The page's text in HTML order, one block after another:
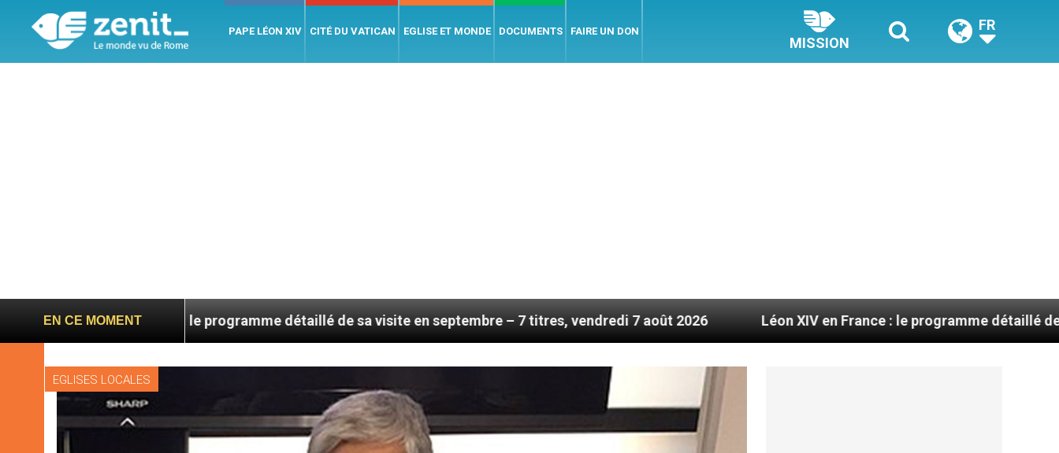
PAPE LÉON XIV CITÉ DU VATICAN EGLISE ET MONDE DOCUMENTS FAIRE UN DON
MISSION
FR
EN CE MOMENT
en France : le programme détaillé de sa visite en septembre – 7 titres, vendredi 7 août 2026 Léon XIV en France : le programme détaillé de sa visite en
EGLISES LOCALES